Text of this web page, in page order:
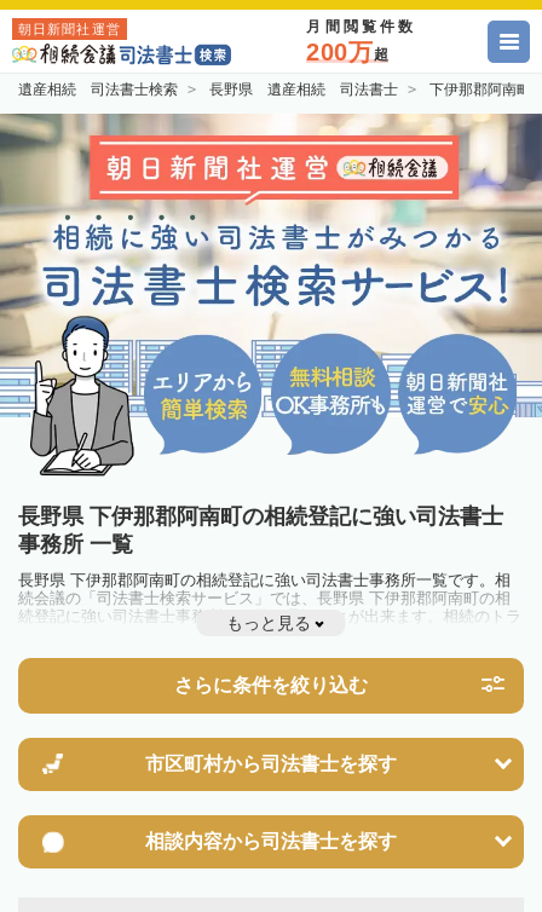
朝日新聞社運営 月間閲覧件数
200万超
遺産相続 司法書士検索 長野県 遺産相続 司法書士 下伊那郡阿南
長野県 下伊那郡阿南町の相続登記に強い司法書士
事務所 一覧
長野県 下伊那郡阿南町の相続登記に強い司法書士事務所一覧です。相
続会議の「司法書士検索サービス」では、長野県 下伊那郡阿南町の相
続登記に強い司法書士事務所を一覧で見ることが出来ます。相続のトラ
ブルやお悩みを抱えている方は一度近隣の司法書士に相談してみましょ
2024年4月1日から相続登記が義務化されました。
不動産を相続した場合、相続を知った日から3年以内に登記しないと、
10万円以下の過料が科せられるため、速やかな手続きが必要です。義務
相続登記は法律で定められており、司法書士に依頼すれば手間を省けま
す。その他の相続手続きも任せることが可能です。
また、義務化に伴い、相続人申告登記制度が創設されました。遺産分割
ましょう。司法書士への相談も可能です。
もっと見る
さらに条件を絞り込む
市区町村から司法書士を探す
相談内容から司法書士を探す